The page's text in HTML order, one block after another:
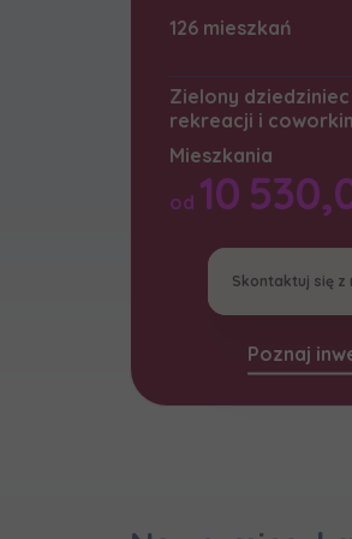
126 mieszkań
Zielony
rekreacji i
Mieszkania
od 10
Skontaktuj się z
Poznaj